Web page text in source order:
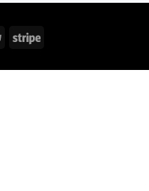
PayPal Stripe